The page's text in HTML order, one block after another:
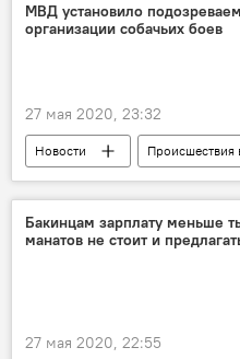
МВД установило
организации собачьих боев
27 мая 2020, 23:32
Новости
Происшествия
Происшествия
ЖИЗНЬ
собаки
расследование
Бакинцам зарплату меньше
манатов не стоит и
27 мая 2020, 22:55